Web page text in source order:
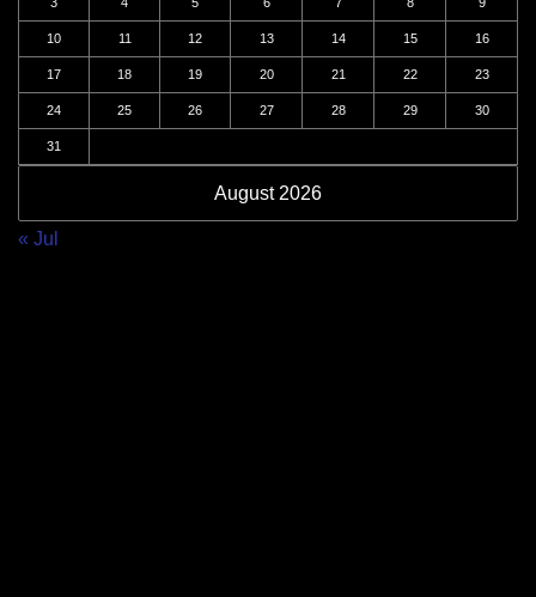
August 2026
10 11 12 13 14 15 16
17 18 19 20 21 22 23
24 25 26 27 28 29 30
31
« Jul